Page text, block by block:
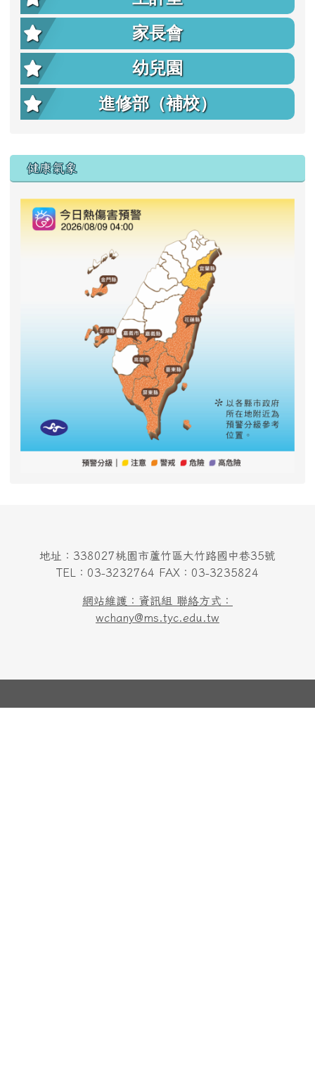
家長會
幼兒園
進修部（補校）
右邊區域內容
健康氣象
地址：338027桃園市蘆竹區大竹路國中巷35號
TEL：03-3232764 FAX：03-3235824
網站維護：資訊組 聯絡方式：
wchany@ms.tyc.edu.tw